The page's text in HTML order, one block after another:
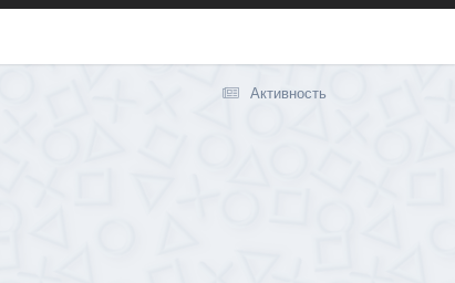
Активность